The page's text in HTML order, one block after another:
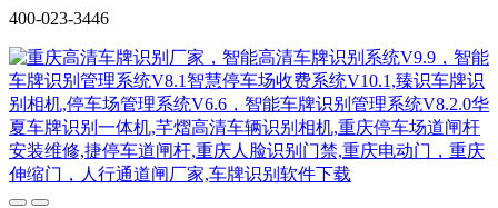
400-023-3446